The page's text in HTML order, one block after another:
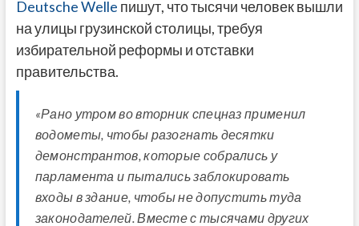
Deutsche Welle пишут, что тысячи человек вышли
на улицы грузинской столицы, требуя
избирательной реформы и отставки
правительства.
«Рано утром во вторник спецназ применил
водометы, чтобы разогнать десятки
демонстрантов, которые собрались у
парламента и пытались заблокировать
входы в здание, чтобы не допустить туда
законодателей. Вместе с тысячами других